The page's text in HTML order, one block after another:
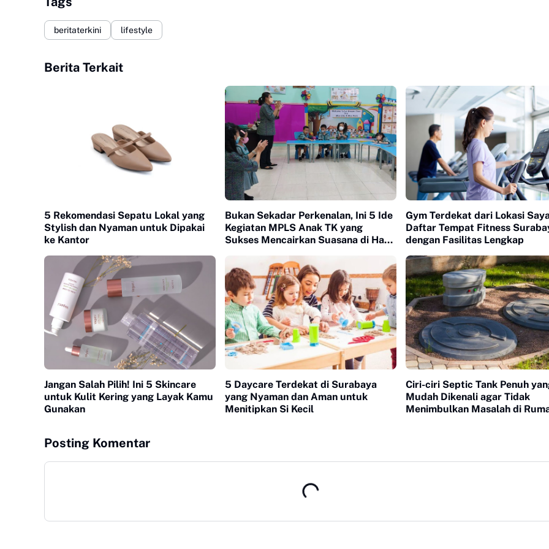
beritaterkini lifestyle
Berita Terkait
5 Rekomendasi Sepatu Lokal yang
Stylish dan Nyaman untuk Dipakai
ke Kantor
Bukan Sekadar Perkenalan, Ini 5 Ide
Kegiatan MPLS Anak TK yang
Sukses Mencairkan Suasana di Hari
Gym Terdekat dari Lokasi
Daftar Tempat Fitness
dengan Fasilitas Lengkap
Jangan Salah Pilih! Ini 5 Skincare
untuk Kulit Kering yang Layak Kamu
Gunakan
5 Daycare Terdekat di Surabaya
yang Nyaman dan Aman untuk
Menitipkan Si Kecil
Ciri-ciri Septic Tank Penuh
Mudah Dikenali agar Tidak
Menimbulkan Masalah di
Posting Komentar